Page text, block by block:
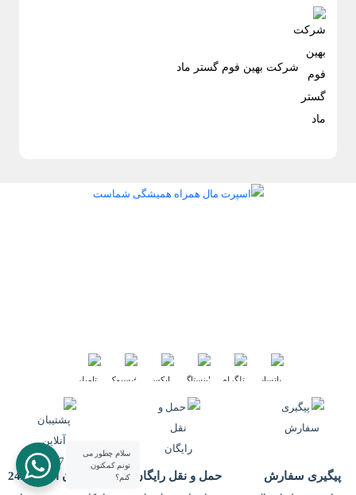
شرکت بهین فوم گستر ماد
پیگیری سفارش حمل و نقل رایگان پشتیبان آنلاین 24/7
سلام چطور می
تونم کمکتون
کنم؟